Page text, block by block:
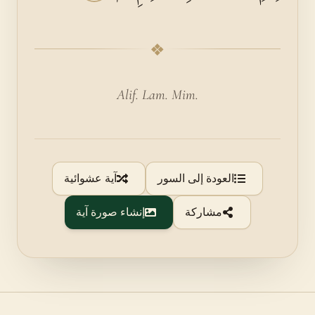
❖
Alif. Lam. Mim.
العودة إلى السور آية عشوائية
مشاركة إنشاء صورة آية